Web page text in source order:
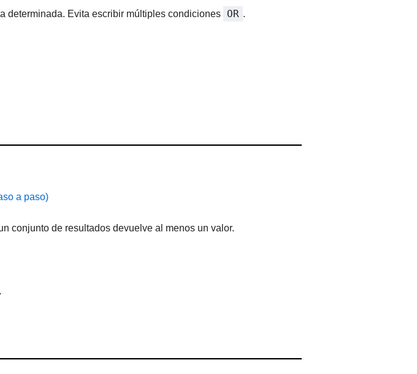
determinada. Evita escribir múltiples condiciones OR .
a paso)
conjunto de resultados devuelve al menos un valor.